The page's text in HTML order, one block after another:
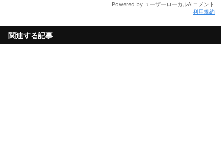
利用規約
関連する記事